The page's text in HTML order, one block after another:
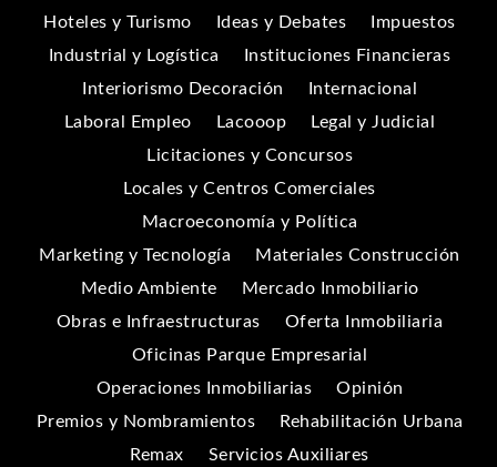
Hoteles y Turismo
Ideas y Debates
Impuestos
Industrial y Logística
Instituciones Financieras
Interiorismo Decoración
Internacional
Laboral Empleo
Lacooop
Legal y Judicial
Licitaciones y Concursos
Locales y Centros Comerciales
Macroeconomía y Política
Marketing y Tecnología
Materiales Construcción
Medio Ambiente
Mercado Inmobiliario
Obras e Infraestructuras
Oferta Inmobiliaria
Oficinas Parque Empresarial
Operaciones Inmobiliarias
Opinión
Premios y Nombramientos
Rehabilitación Urbana
Remax
Servicios Auxiliares